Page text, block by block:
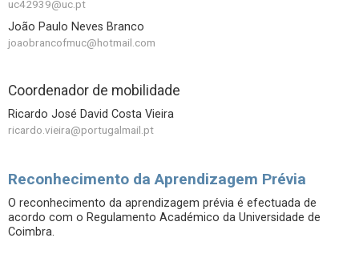
uc42939@uc.pt
João Paulo Neves Branco
joaobrancofmuc@hotmail.com
Coordenador de mobilidade
Ricardo José David Costa Vieira
ricardo.vieira@portugalmail.pt
Reconhecimento da Aprendizagem Prévia
O reconhecimento da aprendizagem prévia é efectuada de
acordo com o Regulamento Académico da Universidade de
Coimbra.